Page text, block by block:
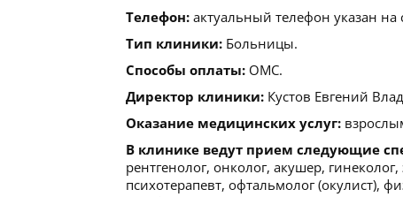
Телефон: актуальный телефон указан на
Тип клиники: Больницы.
Способы оплаты: ОМС.
Директор клиники: Кустов Евгений
Оказание медицинских услуг:
В клинике ведут прием следующие
рентгенолог, онколог, акушер,
психотерапевт, офтальмолог (окулист),